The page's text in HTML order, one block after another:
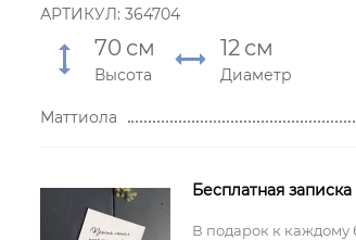
АРТИКУЛ: 364704
70 см
Высота
12 см
Диаметр
Маттиола
Бесплатная записка
В подарок к каждому